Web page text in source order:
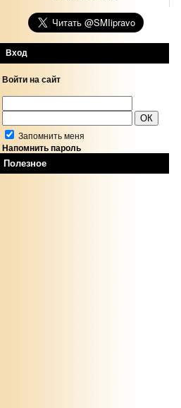
Вход
Войти на сайт
Запомнить меня
Напомнить пароль
Полезное